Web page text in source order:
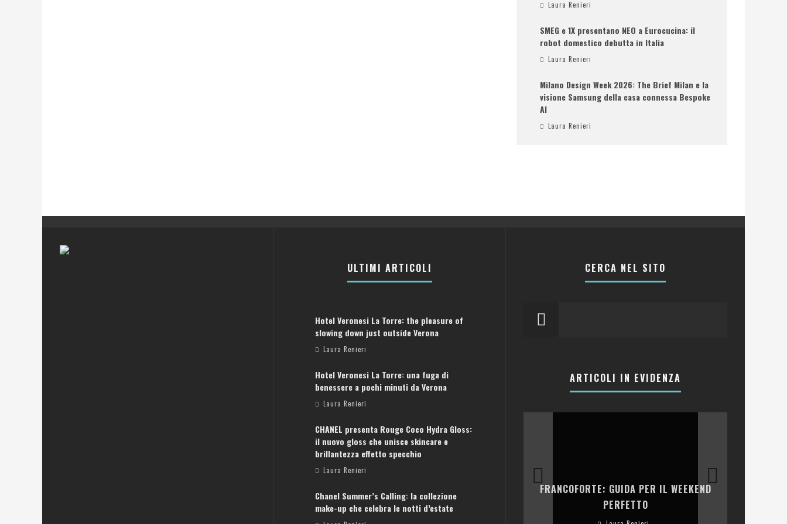
Laura Renieri
SMEG e 1X presentano NEO a Eurocucina: il
robot domestico debutta in Italia
Laura Renieri
Milano Design Week 2026: The Brief Milan e la
visione Samsung della casa connessa Bespoke
AI
Laura Renieri
ULTIMI ARTICOLI
Hotel Veronesi La Torre: the pleasure of
slowing down just outside Verona
Laura Renieri
Hotel Veronesi La Torre: una fuga di
benessere a pochi minuti da Verona
Laura Renieri
CHANEL presenta Rouge Coco Hydra Gloss:
il nuovo gloss che unisce skincare e
brillantezza effetto specchio
Laura Renieri
Chanel Summer’s Calling: la collezione
make-up che celebra le notti d’estate
CERCA NEL SITO
ARTICOLI IN EVIDENZA
ATENE: GUIDA PER IL WEEKEND PERFETTO
FRANCOFORTE: GUIDA PER IL WEEKEND
PERFETTO